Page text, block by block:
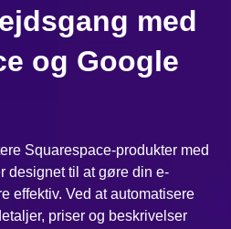
med
og Google
Squarespace-produkter med
designet til at gøre din e-
effektiv. Ved at automatisere
priser og beskrivelser